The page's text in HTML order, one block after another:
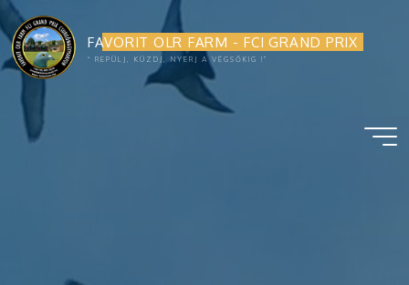
FAVORIT OLR FARM - FCI GRAND PRIX
“ REPÜLJ, KÜZDJ, NYERJ A VÉGSŐKIG !”